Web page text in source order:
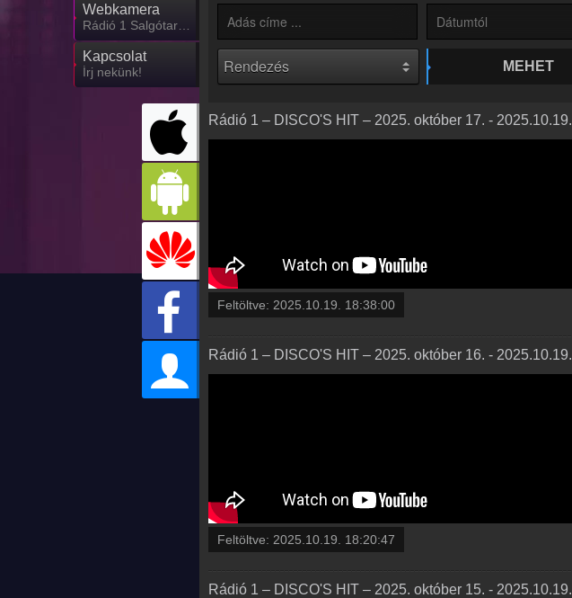
Webkamera
Kapcsolat
Írj nekünk! MEHET
Rádió 1 – DISCO'S HIT – 2025. október 17. - 2025.10.19.
Feltöltve: 2025.10.19. 18:38:00
Rádió 1 – DISCO'S HIT – 2025. október 16. - 2025.10.19.
Feltöltve: 2025.10.19. 18:20:47
Rádió 1 – DISCO'S HIT – 2025. október 15. - 2025.10.19.